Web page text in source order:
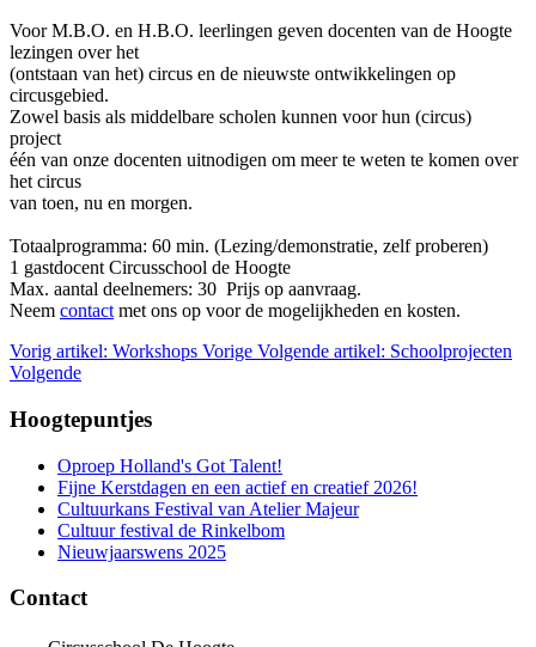
Voor M.B.O. en H.B.O. leerlingen geven docenten van de Hoogte
lezingen over het
(ontstaan van het) circus en de nieuwste ontwikkelingen op
circusgebied.
Zowel basis als middelbare scholen kunnen voor hun (circus)
project
één van onze docenten uitnodigen om meer te weten te komen over
het circus
van toen, nu en morgen.
Totaalprogramma: 60 min. (Lezing/demonstratie, zelf proberen)
1 gastdocent Circusschool de Hoogte
Max. aantal deelnemers: 30 Prijs op aanvraag.
Neem contact met ons op voor de mogelijkheden en kosten.
Vorig artikel: Workshops Vorige Volgende artikel: Schoolprojecten
Volgende
Hoogtepuntjes
Oproep Holland's Got Talent!
Fijne Kerstdagen en een actief en creatief 2026!
Cultuurkans Festival van Atelier Majeur
Cultuur festival de Rinkelbom
Nieuwjaarswens 2025
Contact